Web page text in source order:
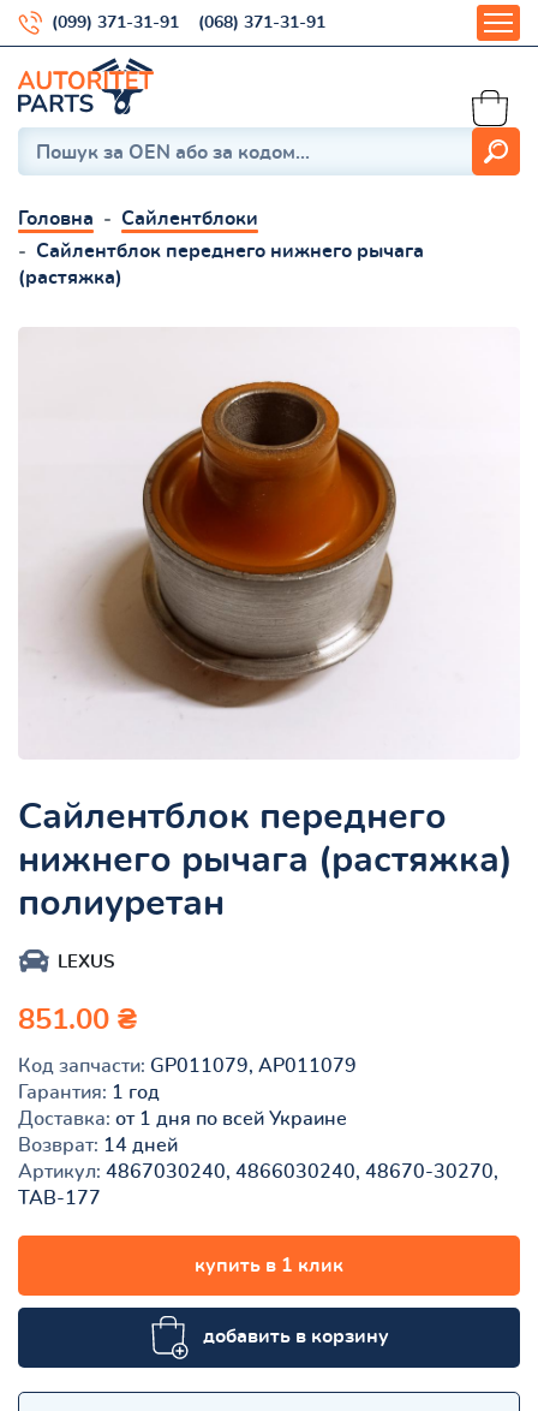
(099) 371-31-91 (068) 371-31-91
Головна
Сайлентблоки
Сайлентблок переднего нижнего рычага
(растяжка)
Сайлентблок переднего
нижнего рычага (растяжка)
полиуретан
LEXUS
851.00 ₴
Код запчасти: GP011079, AP011079
Гарантия: 1 год
Доставка: от 1 дня по всей Украине
Возврат: 14 дней
Артикул: 4867030240, 4866030240, 48670-30270,
TAB-177
купить в 1 клик
добавить в корзину